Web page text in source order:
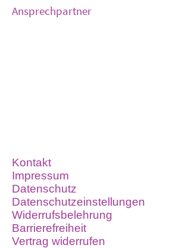
Ansprechpartner
Kontakt
Impressum
Datenschutz
Datenschutzeinstellungen
Widerrufsbelehrung
Barrierefreiheit
Vertrag widerrufen